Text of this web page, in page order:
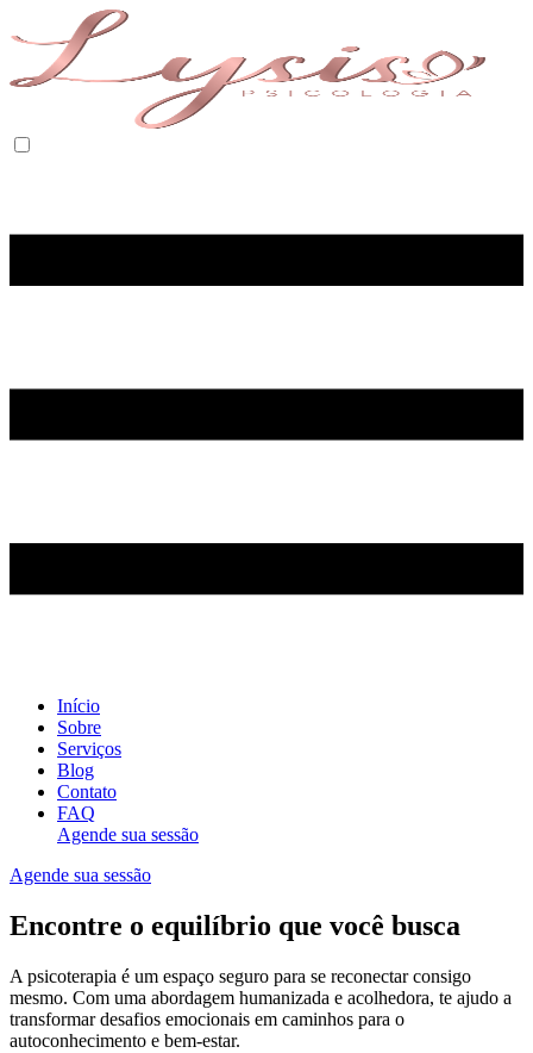
Início
Sobre
Serviços
Blog
Contato
FAQ
Agende sua sessão
Agende sua sessão
Encontre o equilíbrio que você busca
A psicoterapia é um espaço seguro para se reconectar consigo
mesmo. Com uma abordagem humanizada e acolhedora, te ajudo a
transformar desafios emocionais em caminhos para o
autoconhecimento e bem-estar.